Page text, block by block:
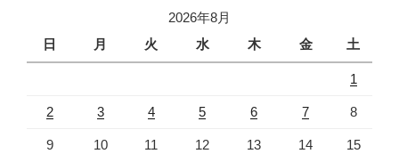
2026年8月
日
月 火 水 木 金 土
1
2 3 4 5 6 7 8
9 10 11 12 13 14 15